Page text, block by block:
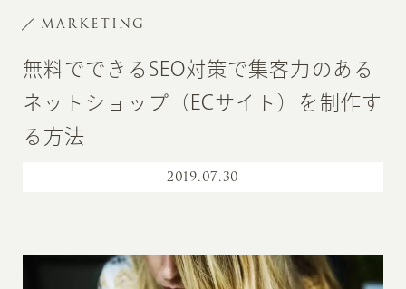
MARKETING
無料でできるSEO対策で集客力のある
ネットショップ（ECサイト）を制作す
る方法
2019.07.30